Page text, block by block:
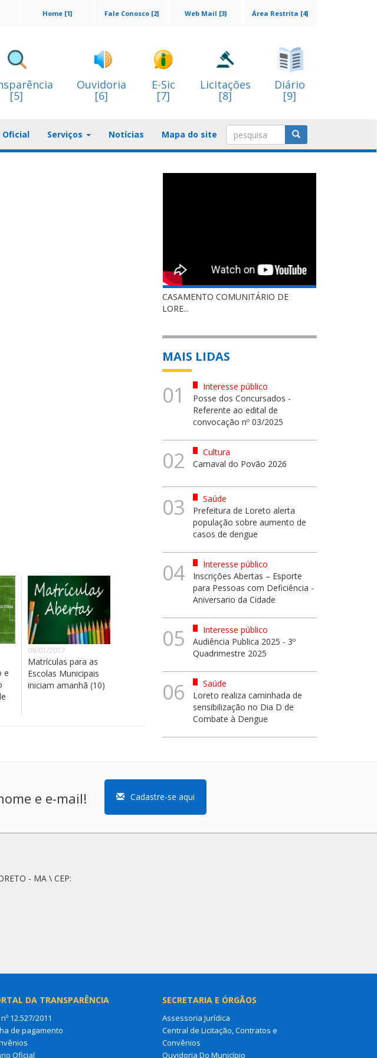
Área Restrita [4]
Web Mail [3]
Fale Conosco [2]
Home [1]
[5]
Ouvidoria
[6]
E-Sic
[7]
Licitações
[8]
Diário
[9]
Oficial Serviços Notícias Mapa do site
e
09/01/2017
Matrículas para as
Escolas Municipais
iniciam amanhã (10)
CASAMENTO COMUNITÁRIO DE
LORE...
MAIS LIDAS
01
Interesse público
Posse dos Concursados -
Referente ao edital de
convocação nº 03/2025
02
Cultura
Carnaval do Povão 2026
03
Saúde
Prefeitura de Loreto alerta
população sobre aumento de
casos de dengue
04
Interesse público
Inscrições Abertas – Esporte
para Pessoas com Deficiência -
Aniversario da Cidade
05
Interesse público
Audiência Publica 2025 - 3º
Quadrimestre 2025
06
Saúde
Loreto realiza caminhada de
sensibilização no Dia D de
Combate à Dengue
e e-mail! Cadastre-se aqui
- MA \ CEP:
DA TRANSPARÊNCIA
12.527/2011
de pagamento
Oficial
SECRETARIA E ÓRGÃOS
Assessoria Jurídica
Central de Licitação, Contratos e
Convênios
Ouvidoria Do Município